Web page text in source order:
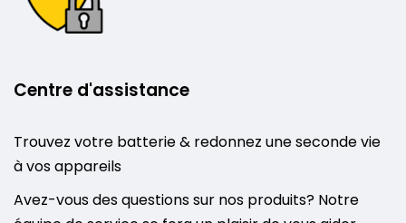
Centre d'assistance
Trouvez votre batterie & redonnez une seconde vie
à vos appareils
Avez-vous des questions sur nos produits? Notre